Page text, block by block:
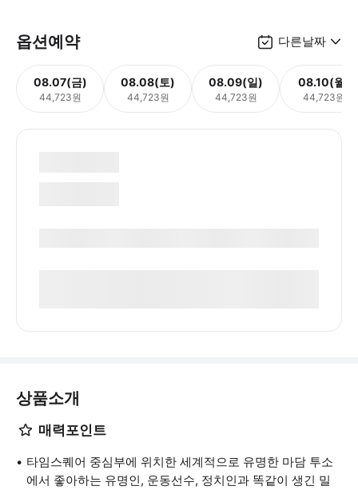
옵션예약 다른날짜
08.07(금)
44,723원
08.08(토)
44,723원
08.09(일)
44,723원
08.10(월)
44,723원
상품소개
매력포인트
타임스퀘어 중심부에 위치한 세계적으로 유명한 마담 투소
에서 좋아하는 유명인, 운동선수, 정치인과 똑같이 생긴 밀